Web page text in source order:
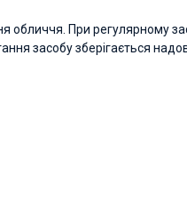
При регулярному
засобу зберігається